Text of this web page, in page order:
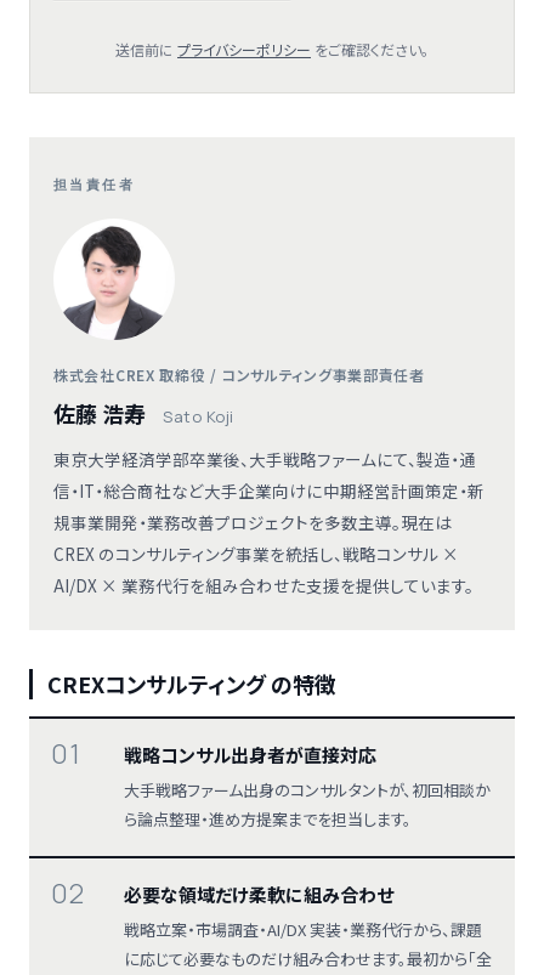
送信前に プライバシーポリシー をご確認ください。
担当責任者
株式会社CREX 取締役 / コンサルティング事業部責任者
佐藤 浩寿 Sato Koji
東京大学経済学部卒業後、大手戦略ファームにて、製造・通
信・IT・総合商社など大手企業向けに中期経営計画策定・新
規事業開発・業務改善プロジェクトを多数主導。現在は
CREX のコンサルティング事業を統括し、戦略コンサル ×
AI/DX × 業務代行を組み合わせた支援を提供しています。
CREXコンサルティング の特徴
01 戦略コンサル出身者が直接対応
大手戦略ファーム出身のコンサルタントが、初回相談か
ら論点整理・進め方提案までを担当します。
02 必要な領域だけ柔軟に組み合わせ
戦略立案・市場調査・AI/DX 実装・業務代行から、課題
に応じて必要なものだけ組み合わせます。最初から「全